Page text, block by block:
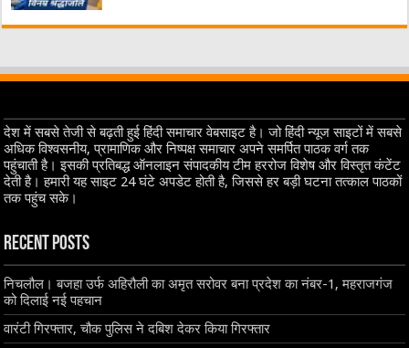
देश में सबसे तेजी से बढ़ती हुई हिंदी समाचार वेबसाइट है। जो हिंदी न्यूज साइटों में सबसे
अधिक विश्वसनीय, प्रामाणिक और निष्पक्ष समाचार अपने समर्पित पाठक वर्ग तक
पहुंचाती है। इसकी प्रतिबद्ध ऑनलाइन संपादकीय टीम हररोज विशेष और विस्तृत कंटेंट
देती है। हमारी यह साइट 24 घंटे अपडेट होती है, जिससे हर बड़ी घटना तत्काल पाठकों
तक पहुंच सके।
Recent Posts
निचलौल। बजहा उर्फ अहिरौली का अमृत सरोवर बना प्रदेश का नंबर-1, महराजगंज
को दिलाई नई पहचान
वारंटी गिरफ्तार, चौक पुलिस ने दबिश देकर किया गिरफ्तार